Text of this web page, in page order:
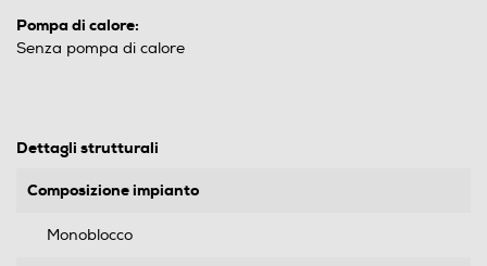
Pompa di calore:
Senza pompa di calore
Dettagli strutturali
Composizione impianto
Monoblocco